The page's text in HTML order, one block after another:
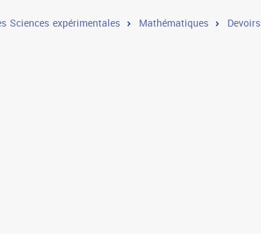
Sciences expérimentales Mathématiques Devoirs